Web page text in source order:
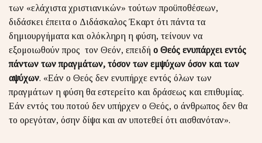
των «ελάχιστα χριστιανικών» τούτων προϋποθέσεων,
διδάσκει έπειτα ο Διδάσκαλος Έκαρτ ότι πάντα τα
δημιουργήματα και ολόκληρη η φύση, τείνουν να
εξομοιωθούν προς τον Θεόν, επειδή ο Θεός ενυπάρχει εντός
πάντων των πραγμάτων, τόσον των εμψύχων όσον και των
αψύχων. «Εάν ο Θεός δεν ενυπήρχε εντός όλων των
πραγμάτων η φύση θα εστερείτο και δράσεως και επιθυμίας.
Εάν εντός του ποτού δεν υπήρχεν ο Θεός, ο άνθρωπος δεν θα
το ορεγόταν, όσην δίψα και αν υποτεθεί ότι αισθανόταν».